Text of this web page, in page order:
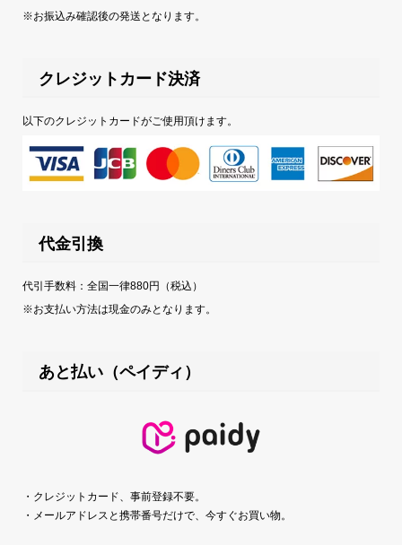
※お振込み確認後の発送となります。
クレジットカード決済
以下のクレジットカードがご使用頂けます。
代金引換
代引手数料：全国一律880円（税込）
※お支払い方法は現金のみとなります。
あと払い（ペイディ）
・クレジットカード、事前登録不要。
・メールアドレスと携帯番号だけで、今すぐお買い物。